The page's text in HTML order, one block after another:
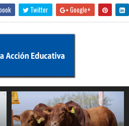
Twitter Google+